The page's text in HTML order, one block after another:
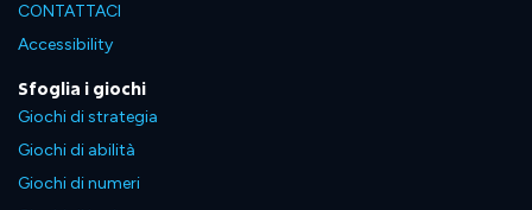
CONTATTACI
Accessibility
Sfoglia i giochi
Giochi di strategia
Giochi di abilità
Giochi di numeri